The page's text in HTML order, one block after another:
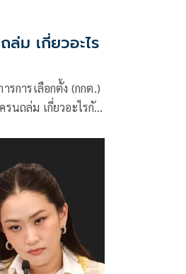
ม เกี่ยวอะไร
รการเลือกตั้ง (กกต.)
นถล่ม เกี่ยวอะไรกับ